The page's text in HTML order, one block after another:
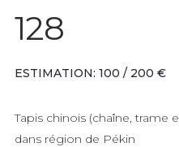
128
ESTIMATION: 100 / 200 €
Tapis chinois (chaîne, trame
dans région de Pékin